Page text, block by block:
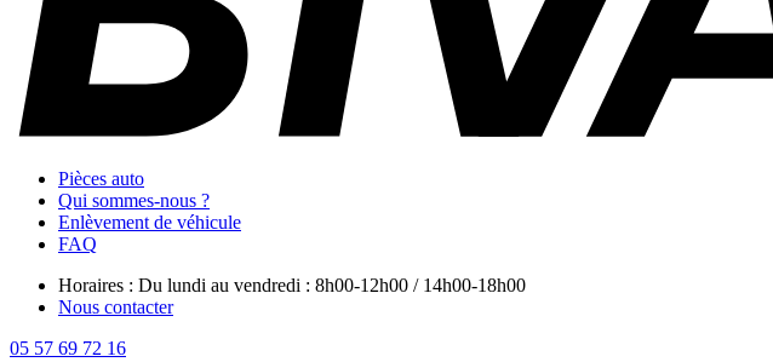
Pièces auto
Qui sommes-nous ?
Enlèvement de véhicule
FAQ
Horaires : Du lundi au vendredi : 8h00-12h00 / 14h00-18h00
Nous contacter
05 57 69 72 16